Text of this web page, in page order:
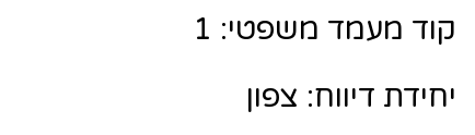
קוד מעמד משפטי: 1
יחידת דיווח: צפון